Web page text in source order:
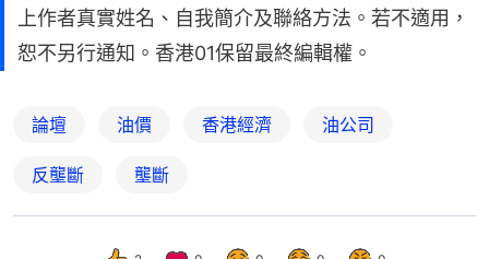
上作者真實姓名、自我簡介及聯絡方法。若不適用，
恕不另行通知。香港01保留最終編輯權。
論壇 油價 香港經濟 油公司
反壟斷 壟斷